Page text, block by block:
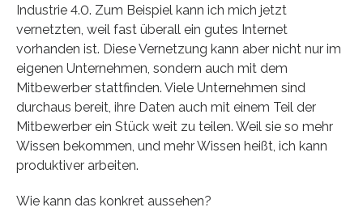
Industrie 4.0. Zum Beispiel kann ich mich jetzt
vernetzten, weil fast überall ein gutes Internet
vorhanden ist. Diese Vernetzung kann aber nicht nur im
eigenen Unternehmen, sondern auch mit dem
Mitbewerber stattfinden. Viele Unternehmen sind
durchaus bereit, ihre Daten auch mit einem Teil der
Mitbewerber ein Stück weit zu teilen. Weil sie so mehr
Wissen bekommen, und mehr Wissen heißt, ich kann
produktiver arbeiten.
Wie kann das konkret aussehen?